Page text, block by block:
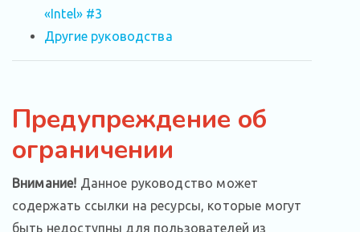
«Intel» #3
Другие руководства
Предупреждение об
ограничении
Внимание! Данное руководство может
содержать ссылки на ресурсы, которые могут
быть недоступны для пользователей из